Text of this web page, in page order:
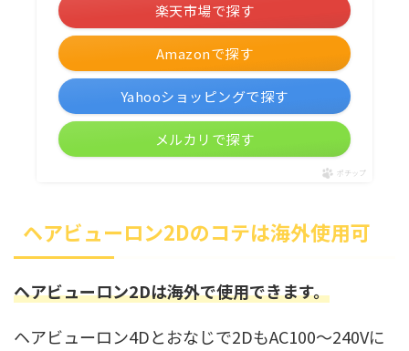
Amazonで探す
楽天市場で探す
Yahooショッピングで探す
メルカリで探す
ポチップ
ヘアビューロン2Dのコテは海外使用可
ヘアビューロン2Dは海外で使用できます。
ヘアビューロン4Dとおなじで2DもAC100～240Vに